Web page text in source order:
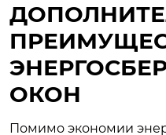
ОКОН
Помимо экономии